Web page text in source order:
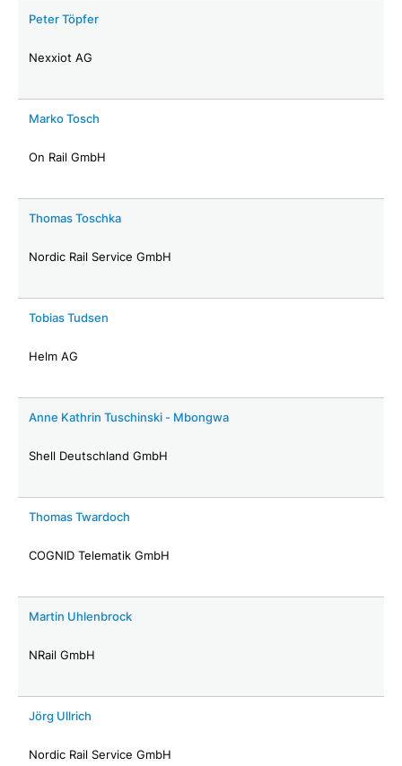
Peter Töpfer
Nexxiot AG
Marko Tosch
On Rail GmbH
Thomas Toschka
Nordic Rail Service GmbH
Tobias Tudsen
Helm AG
Anne Kathrin Tuschinski - Mbongwa
Shell Deutschland GmbH
Thomas Twardoch
COGNID Telematik GmbH
Martin Uhlenbrock
NRail GmbH
Jörg Ullrich
Nordic Rail Service GmbH